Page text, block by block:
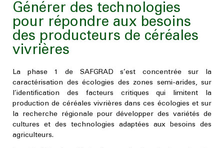
Générer des technologies
pour répondre aux besoins
des producteurs de céréales
vivrières
La phase 1 de SAFGRAD s’est concentrée sur la
caractérisation des écologies des zones semi-arides, sur
l’identification des facteurs critiques qui limitent la
production de céréales vivrières dans ces écologies et sur
la recherche régionale pour développer des variétés de
cultures et des technologies adaptées aux besoins des
agriculteurs.